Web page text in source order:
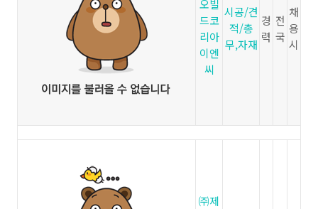
오빌
드코
리아
이엔
씨
시공/견
적/총
무,자재
경
력
전
국
채
용
시
㈜제